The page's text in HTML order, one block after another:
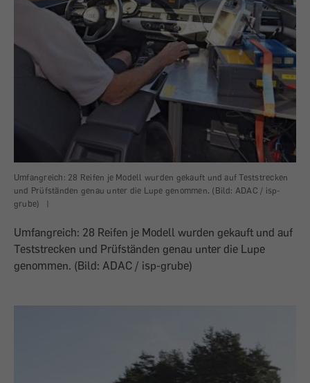
Umfangreich: 28 Reifen je Modell wurden gekauft und auf Teststrecken
und Prüfständen genau unter die Lupe genommen. (Bild: ADAC / isp-
grube)
|
Umfangreich: 28 Reifen je Modell wurden gekauft und auf
Teststrecken und Prüfständen genau unter die Lupe
genommen. (Bild: ADAC / isp-grube)